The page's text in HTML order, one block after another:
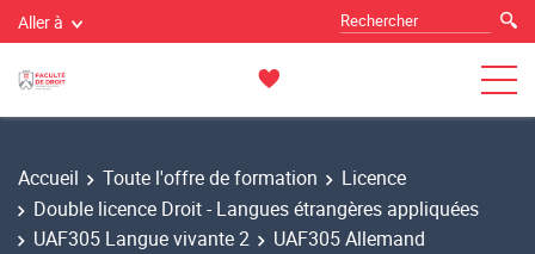
Aller à
Accueil Toute l'offre de formation
Licence
Double licence Droit - Langues étrangères appliquées
UAF305 Langue vivante 2
UAF305 Allemand